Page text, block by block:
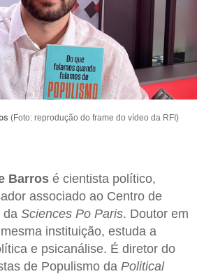
(Foto: reprodução do frame do vídeo da RFI)
Barros é cientista político,
associado ao Centro de
da Sciences Po Paris. Doutor em
instituição, estuda a
e psicanálise. É diretor do
de Populismo da Political